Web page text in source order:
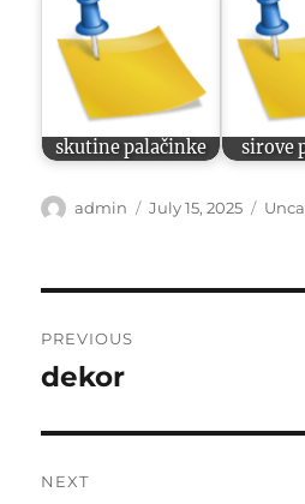
skutine palačinke sirove
Author
admin
Posted
July 15, 2025
navigation
PREVIOUS
Previous
dekor
NEXT